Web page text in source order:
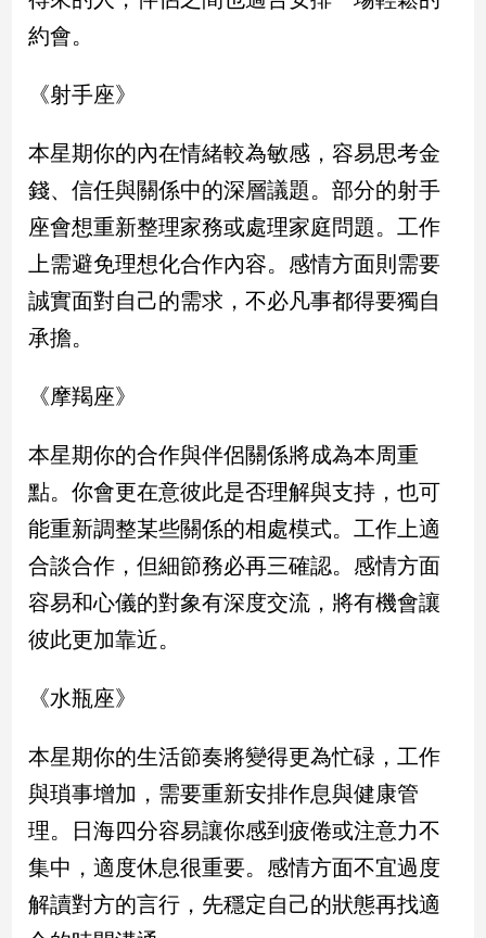
感
藝
／
文
創
／
電
影
薦
科
遊
戲
動
寵
物
Pet
影
音
區
合
作
媒
體
約會。
《射手座》
本星期你的內在情緒較為敏感，容易思考金
錢、信任與關係中的深層議題。部分的射手
座會想重新整理家務或處理家庭問題。工作
上需避免理想化合作內容。感情方面則需要
誠實面對自己的需求，不必凡事都得要獨自
承擔。
《摩羯座》
本星期你的合作與伴侶關係將成為本周重
點。你會更在意彼此是否理解與支持，也可
能重新調整某些關係的相處模式。工作上適
合談合作，但細節務必再三確認。感情方面
容易和心儀的對象有深度交流，將有機會讓
彼此更加靠近。
《水瓶座》
本星期你的生活節奏將變得更為忙碌，工作
與瑣事增加，需要重新安排作息與健康管
理。日海四分容易讓你感到疲倦或注意力不
集中，適度休息很重要。感情方面不宜過度
解讀對方的言行，先穩定自己的狀態再找適